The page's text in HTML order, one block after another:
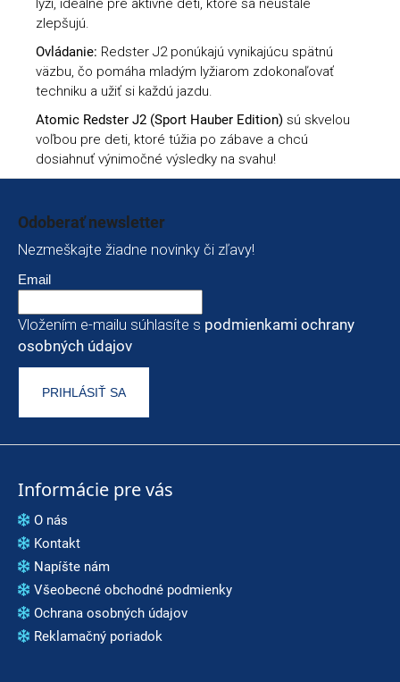
lyží, ideálne pre aktívne deti, ktoré sa neustále
zlepšujú.
Ovládanie: Redster J2 ponúkajú vynikajúcu spätnú
väzbu, čo pomáha mladým lyžiarom zdokonaľovať
techniku a užiť si každú jazdu.
Atomic Redster J2 (Sport Hauber Edition) sú skvelou
voľbou pre deti, ktoré túžia po zábave a chcú
dosiahnuť výnimočné výsledky na svahu!
Odoberať newsletter
Nezmeškajte žiadne novinky či zľavy!
Email
Vložením e-mailu súhlasíte s podmienkami ochrany
osobných údajov
PRIHLÁSIŤ SA
Informácie pre vás
O nás
Kontakt
Napíšte nám
Všeobecné obchodné podmienky
Ochrana osobných údajov
Reklamačný poriadok